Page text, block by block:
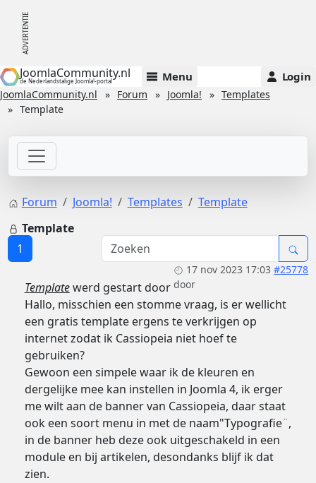
JoomlaCommunity.nl
de Nederlandstalige Joomla!-portal Menu Login
JoomlaCommunity.nl Forum Joomla!
Templates
Template
Forum Joomla! Templates
Template
Template
1
17 nov 2023 17:03 #25778
door
Templatewerd gestart door
Hallo, misschien een stomme vraag, is er wellicht
een gratis template ergens te verkrijgen op
internet zodat ik Cassiopeia niet hoef te
gebruiken?
Gewoon een simpele waar ik de kleuren en
dergelijke mee kan instellen in Joomla 4, ik erger
me wilt aan de banner van Cassiopeia, daar staat
ook een soort menu in met de naam"Typografie¨,
in de banner heb deze ook uitgeschakeld in een
module en bij artikelen, desondanks blijf ik dat
zien.